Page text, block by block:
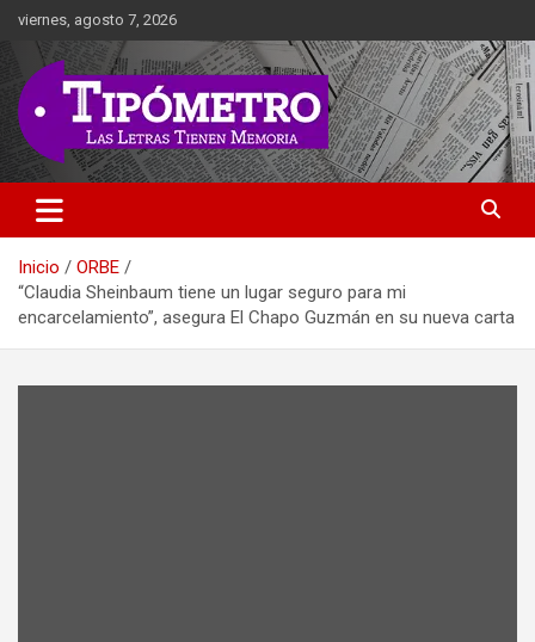
Saltar
contenido
viernes, agosto 7, 2026
Tipometro
Las Letras Tienen Memoria
Inicio
ORBE
“Claudia Sheinbaum tiene un lugar seguro para mi
encarcelamiento”, asegura El Chapo Guzmán en su nueva carta